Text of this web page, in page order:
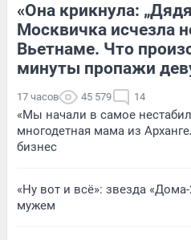
«Она крикнула:
Москвичка исчезла
Вьетнаме. Что
минуты пропажи
17 часов 45 579 14
«Мы начали в самое
многодетная мама из
бизнес
«Ну вот и всё»: звезда
мужем